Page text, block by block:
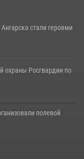
стали героями
охраны Росгвардии по
полевой